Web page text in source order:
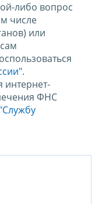
либо вопрос
числе
или
.
ФНС
"Службу